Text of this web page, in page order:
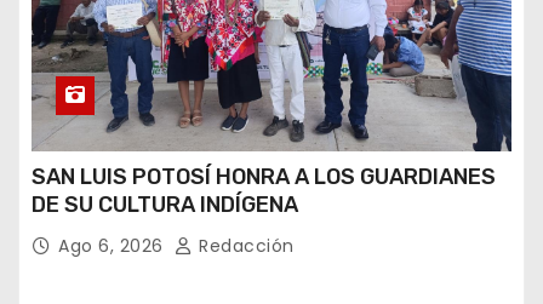
SAN LUIS POTOSÍ HONRA A LOS GUARDIANES
DE SU CULTURA INDÍGENA
Ago 6, 2026 Redacción